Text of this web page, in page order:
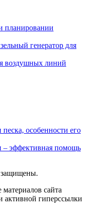
генератор для
воздушных линий
особенности его
– эффективная помощь
защищены.
сайта
активной гиперссылки